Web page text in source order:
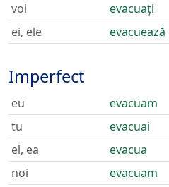
voi
evacuați
ei, ele
evacuează
Imperfect
eu
evacuam
tu
evacuai
el, ea
evacua
noi
evacuam